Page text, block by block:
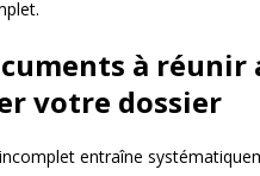
à réunir
votre dossier
entraîne